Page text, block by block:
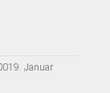
19. Januar